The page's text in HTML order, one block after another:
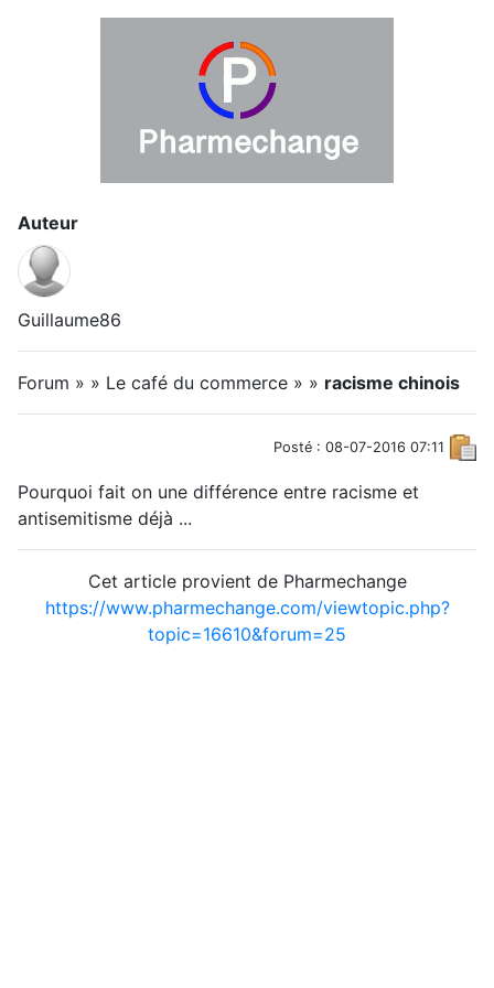
Auteur
Guillaume86
Forum » » Le café du commerce » » racisme chinois
Posté : 08-07-2016 07:11
Pourquoi fait on une différence entre racisme et
antisemitisme déjà ...
Cet article provient de Pharmechange
https://www.pharmechange.com/viewtopic.php?
topic=16610&forum=25